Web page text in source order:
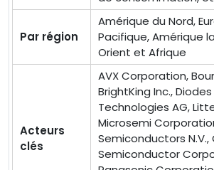
Par région
Amérique du Nord,
Pacifique, Amérique
Orient et Afrique
Acteurs
clés
AVX Corporation,
BrightKing Inc.,
Technologies AG,
Microsemi
Semiconductors N.V.,
Semiconductor